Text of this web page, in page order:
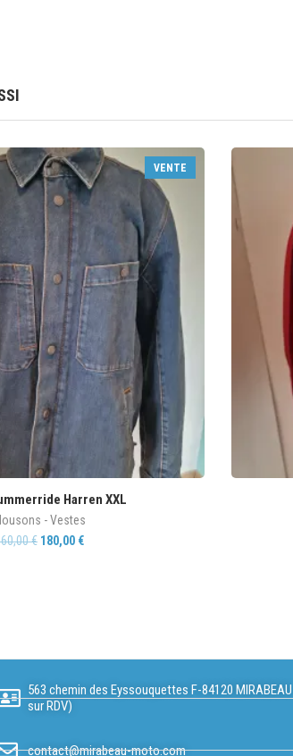
VENTE
Harren XXL
- Vestes
€ 180,00 €
563 chemin des Eyssouquettes F-84120
sur RDV)
contact@mirabeau-moto.com